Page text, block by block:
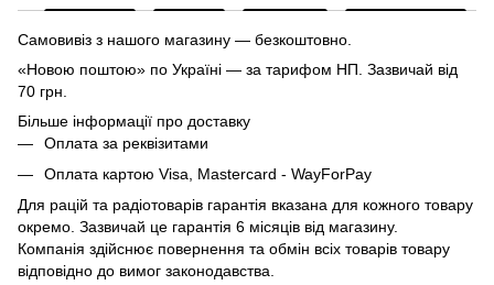
Самовивіз з нашого магазину — безкоштовно.
«Новою поштою» по Україні — за тарифом НП. Зазвичай від
70 грн.
Більше інформації про доставку
Оплата за реквізитами
Оплата картою Visa, Mastercard - WayForPay
Для рацій та радіотоварів гарантія вказана для кожного товару
окремо. Зазвичай це гарантія 6 місяців від магазину.
Компанія здійснює повернення та обмін всіх товарів товару
відповідно до вимог законодавства.